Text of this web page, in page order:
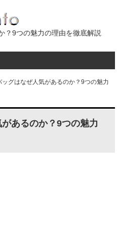
？9つの魅力の理由を徹底解説
ッグはなぜ人気があるのか？9つの魅力
あるのか？9つの魅力